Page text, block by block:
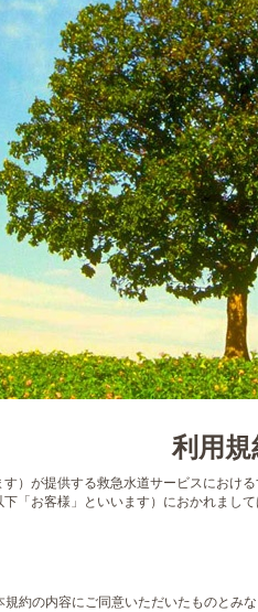
利用規
）が提供する救急水道サービスにおけ
「お客様」といいます）におかれまし
約の内容にご同意いただいたものとみ